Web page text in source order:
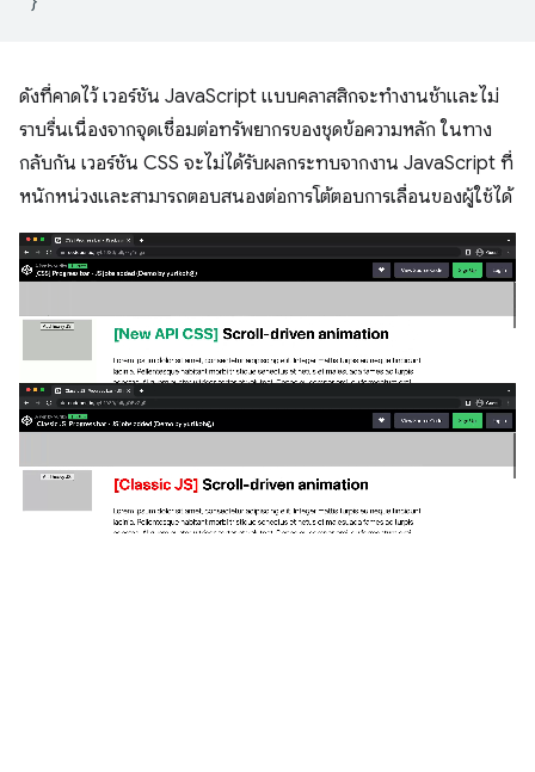
ดังที่คาดไว้ เวอร์ชัน JavaScript แบบคลาสสิกจะทำงานช้าและไม่
ราบรื่นเนื่องจากจุดเชื่อมต่อทรัพยากรของชุดข้อความหลัก ในทาง
กลับกัน เวอร์ชัน CSS จะไม่ได้รับผลกระทบจากงาน JavaScript ที่
หนักหน่วงและสามารถตอบสนองต่อการโต้ตอบการเลื่อนของผู้ใช้ได้